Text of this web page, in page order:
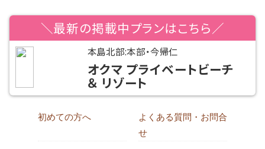
＼最新の掲載中プランはこちら／
本島北部:本部・今帰仁
オクマ プライベートビーチ
＆ リゾート
初めての方へ
よくある質問・お問合
せ